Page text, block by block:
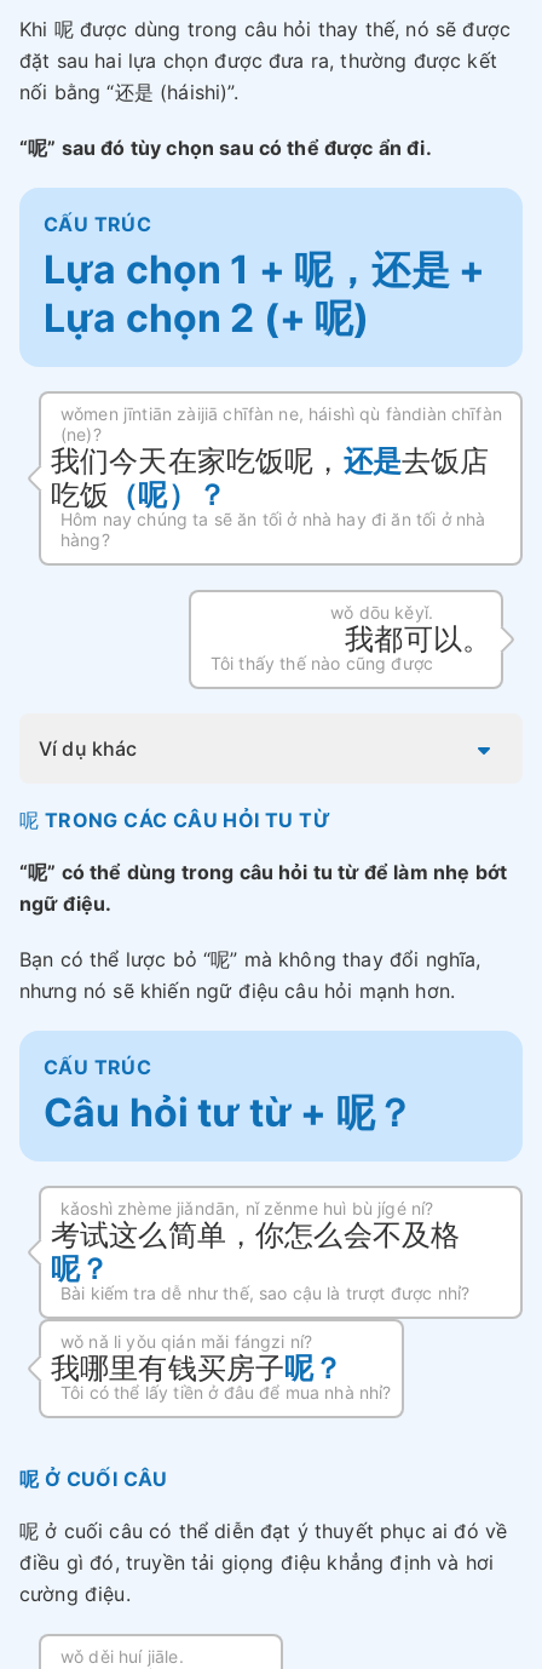
Khi 呢 được dùng trong câu hỏi thay thế, nó sẽ được
đặt sau hai lựa chọn được đưa ra, thường được kết
nối bằng “还是 (háishi)”.
“呢” sau đó tùy chọn sau có thể được ẩn đi.
CẤU TRÚC
Lựa chọn 1 + 呢，还是 +
Lựa chọn 2 (+ 呢)
wǒmen jīntiān zàijiā chīfàn ne, háishì qù fàndiàn chīfàn
(ne)?
我们今天在家吃饭呢， 还是去饭店
吃饭 （呢）？
Hôm nay chúng ta sẽ ăn tối ở nhà hay đi ăn tối ở nhà
hàng?
wǒ dōu kěyǐ.
我都可以。
Tôi thấy thế nào cũng được
Ví dụ khác
呢 TRONG CÁC CÂU HỎI TU TỪ
“呢” có thể dùng trong câu hỏi tu từ để làm nhẹ bớt
ngữ điệu.
Bạn có thể lược bỏ “呢” mà không thay đổi nghĩa,
nhưng nó sẽ khiến ngữ điệu câu hỏi mạnh hơn.
CẤU TRÚC
Câu hỏi tư từ + 呢？
kǎoshì zhème jiǎndān, nǐ zěnme huì bù jígé ní?
考试这么简单，你怎么会不及格
呢？
Bài kiếm tra dễ như thế, sao cậu là trượt được nhỉ?
wǒ nǎ li yǒu qián mǎi fángzi ní?
我哪里有钱买房子呢？
Tôi có thể lấy tiền ở đâu để mua nhà nhỉ?
呢 Ở CUỐI CÂU
呢 ở cuối câu có thể diễn đạt ý thuyết phục ai đó về
điều gì đó, truyền tải giọng điệu khẳng định và hơi
cường điệu.
wǒ děi huí jiāle.